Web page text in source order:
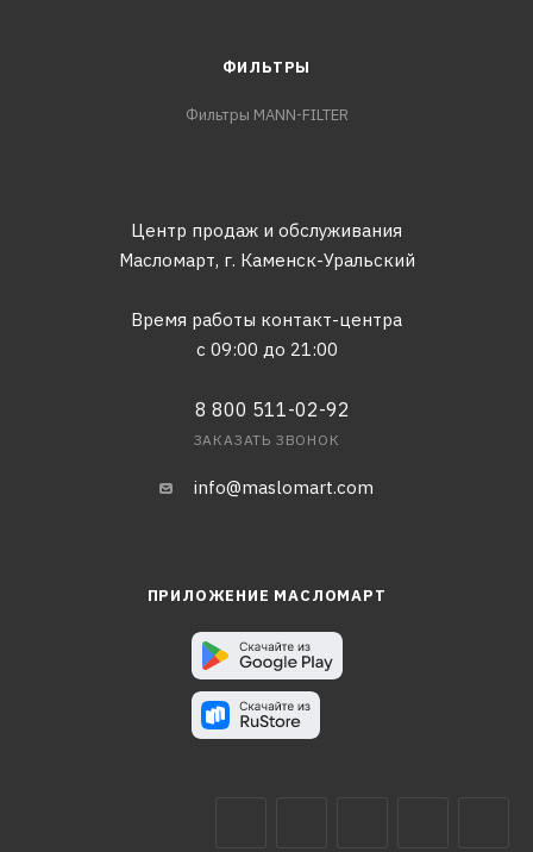
ФИЛЬТРЫ
Фильтры MANN-FILTER
Центр продаж и обслуживания
Масломарт, г. Каменск-Уральский
Время работы контакт-центра
с 09:00 до 21:00
8 800 511-02-92
ЗАКАЗАТЬ ЗВОНОК
info@maslomart.com
ПРИЛОЖЕНИЕ МАСЛОМАРТ